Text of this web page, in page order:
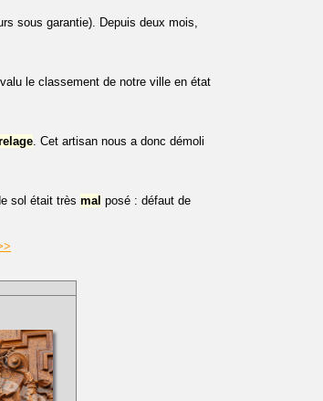
sous garantie). Depuis deux mois,
le classement de notre ville en état
. Cet artisan nous a donc démoli
sol était très mal posé : défaut de